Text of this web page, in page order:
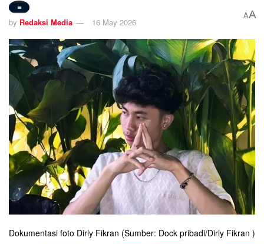
by Redaksi Media 16 May 2026
AA
Dokumentasi foto Dirly Fikran (Sumber: Dock pribadi/Dirly Fikran )